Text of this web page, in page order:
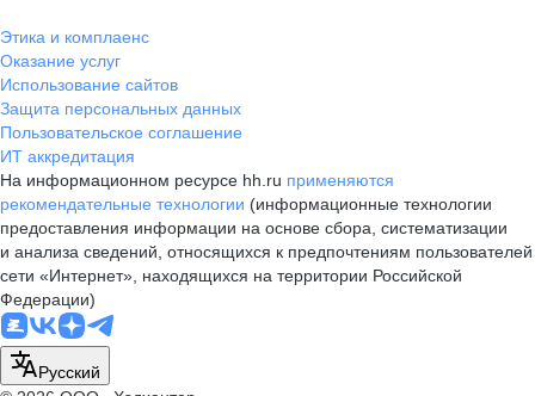
Этика и комплаенс
Оказание услуг
Использование сайтов
Защита персональных данных
Пользовательское соглашение
ИТ аккредитация
На информационном ресурсе hh.ru применяются
рекомендательные технологии (информационные технологии
предоставления информации на основе сбора, систематизации
и анализа сведений, относящихся к предпочтениям пользователей
сети «Интернет», находящихся на территории Российской
Федерации)
Русский